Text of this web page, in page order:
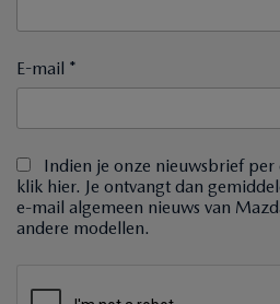
E-mail *
Indien je onze nieuwsbrief
klik hier. Je ontvangt dan
e-mail algemeen nieuws van
andere modellen.